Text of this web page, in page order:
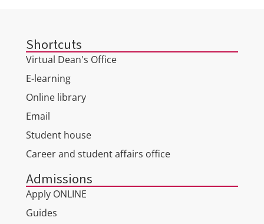
Shortcuts
Virtual Dean's Office
E-learning
Online library
Email
Student house
Career and student affairs office
Admissions
Apply ONLINE
Guides